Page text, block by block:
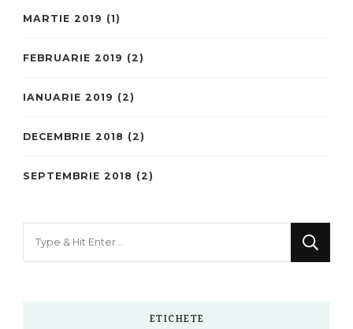
MARTIE 2019 (1)
FEBRUARIE 2019 (2)
IANUARIE 2019 (2)
DECEMBRIE 2018 (2)
SEPTEMBRIE 2018 (2)
ETICHETE